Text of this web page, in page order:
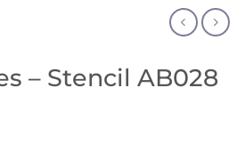
– Stencil AB028